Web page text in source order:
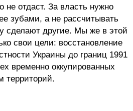
не отдаст. За власть нужно
зубами, а не рассчитывать
сделают другие. Мы же в этой
свои цели: восстановление
Украины до границ 1991
временно оккупированных
территорий.